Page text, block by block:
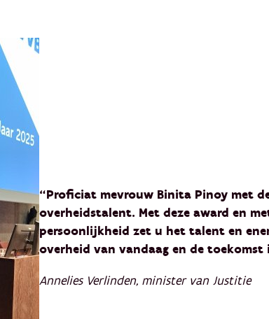
“Proficiat mevrouw Binita Pinoy met
overheidstalent. Met deze award en
persoonlijkheid zet u het talent en
overheid van vandaag en de
Annelies Verlinden, minister van Justitie